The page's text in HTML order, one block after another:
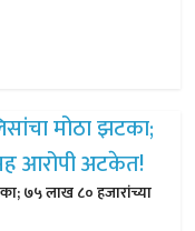
७५ लाख ८० हजारांच्या